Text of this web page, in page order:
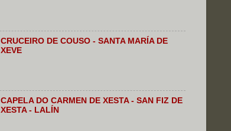
CRUCEIRO DE COUSO - SANTA MARÍA DE
XEVE
CAPELA DO CARMEN DE XESTA - SAN FIZ DE
XESTA - LALÍN